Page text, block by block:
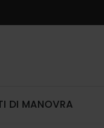
DI MANOVRA